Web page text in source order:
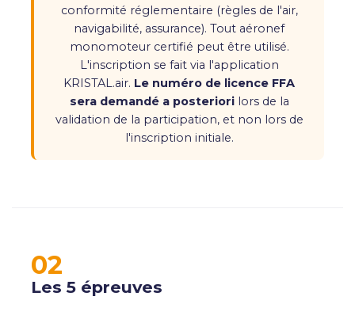
conformité réglementaire (règles de l'air,
navigabilité, assurance). Tout aéronef
monomoteur certifié peut être utilisé.
L'inscription se fait via l'application
KRISTAL.air. Le numéro de licence FFA
sera demandé a posteriorilors de la
validation de la participation, et non lors de
l'inscription initiale.
02
Les 5 épreuves